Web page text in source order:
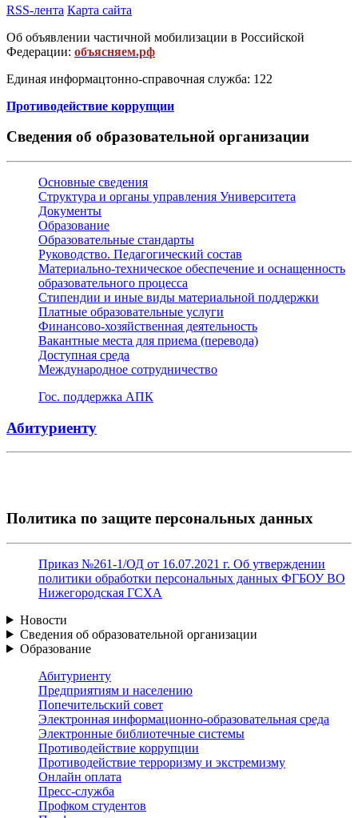
RSS-лента Карта сайта
Об объявлении частичной мобилизации в Российской
Федерации: объясняем.рф
Единая информацтонно-справочная служба: 122
Противодействие коррупции
Сведения об образовательной организации
Основные сведения
Структура и органы управления Университета
Документы
Образование
Образовательные стандарты
Руководство. Педагогический состав
Материально-техническое обеспечение и оснащенность
образовательного процесса
Стипендии и иные виды материальной поддержки
Платные образовательные услуги
Финансово-хозяйственная деятельность
Вакантные места для приема (перевода)
Доступная среда
Международное сотрудничество
Гос. поддержка АПК
Абитуриенту
Политика по защите персональных данных
Приказ №261-1/ОД от 16.07.2021 г. Об утверждении
политики обработки персональных данных ФГБОУ ВО
Нижегородская ГСХА
Новости
Сведения об образовательной организации
Образование
Абитуриенту
Предприятиям и населению
Попечительский совет
Электронная информационно-образовательная среда
Электронные библиотечные системы
Противодействие коррупции
Противодействие терроризму и экстремизму
Онлайн оплата
Пресс-служба
Профком студентов